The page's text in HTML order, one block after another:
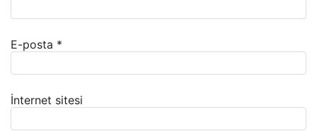
E-posta *
İnternet sitesi